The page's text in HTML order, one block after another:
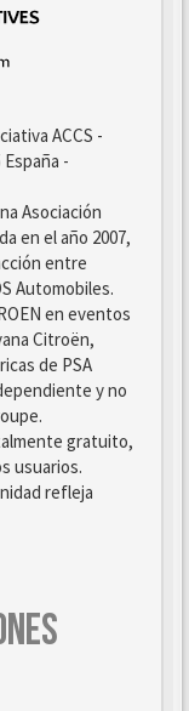
ACCS -
-
Asociación
en el año 2007,
entre
Automobiles.
en eventos
Citroën,
de PSA
y no
gratuito,
usuarios.
refleja